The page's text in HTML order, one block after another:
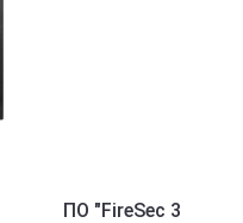
ПО "FireSec 3